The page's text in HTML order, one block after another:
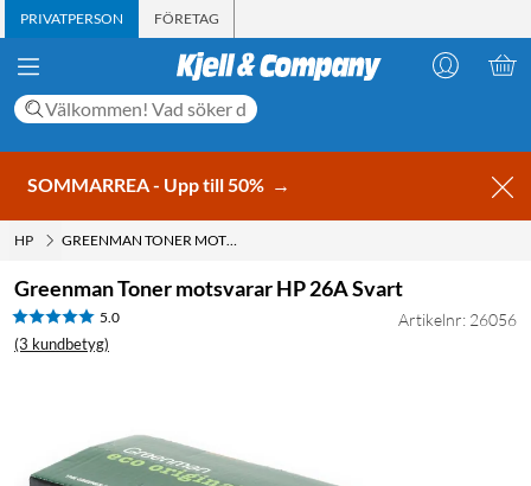
PRIVATPERSON FÖRETAG
SOMMARREA - Upp till 50% →
HP GREENMAN TONER MOTSVARAR HP 26A SVART
Greenman Toner motsvarar HP 26A Svart
5.0
(3 kundbetyg)
Artikelnr: 26056